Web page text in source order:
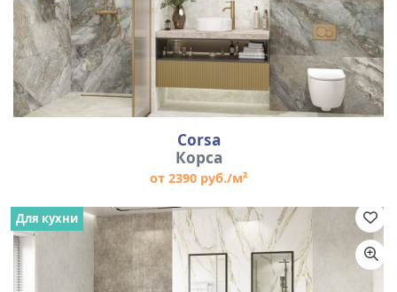
Corsa
Корса
от 2390 руб./м²
Для кухни